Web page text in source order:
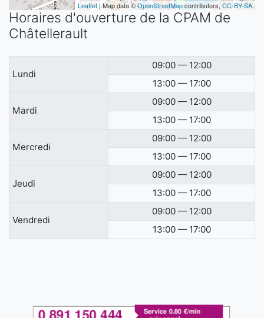
Leaflet| Map data ©OpenStreetMapcontributors, CC-BY-SA
Horaires d'ouverture de la CPAM de
Châtellerault
Lundi
09:00 — 12:00
13:00 — 17:00
Mardi
09:00 — 12:00
13:00 — 17:00
Mercredi
09:00 — 12:00
13:00 — 17:00
Jeudi
09:00 — 12:00
13:00 — 17:00
Vendredi
09:00 — 12:00
13:00 — 17:00